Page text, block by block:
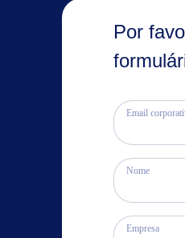
Por
Email
Nome
Empresa